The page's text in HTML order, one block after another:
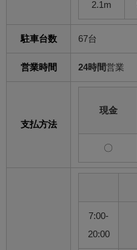
2.1m
駐車台数 67台
営業時間 24時間営業
支払方法
現金
〇
7:00-
20:00